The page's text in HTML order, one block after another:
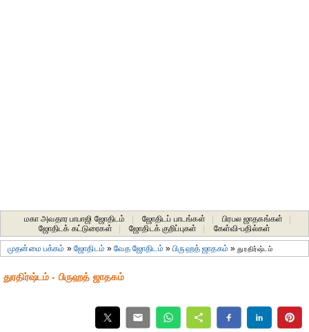
மகா அவதார பாபாஜி ஜோதிடம் ஜோதிடப் பாடங்கள் பிரபல ஜாதகங்கள்
ஜோதிடக் கட்டுரைகள்
ஜோதிடக் குறிப்புகள் கேள்வி-பதில்கள்
முதன்மை பக்கம் »ஜோதிடம் »வேத ஜோதிடம் »பிருஹத் ஜாதகம் »துரதிர்ஷ்டம்
துரதிர்ஷ்டம் - பிருஹத் ஜாதகம்